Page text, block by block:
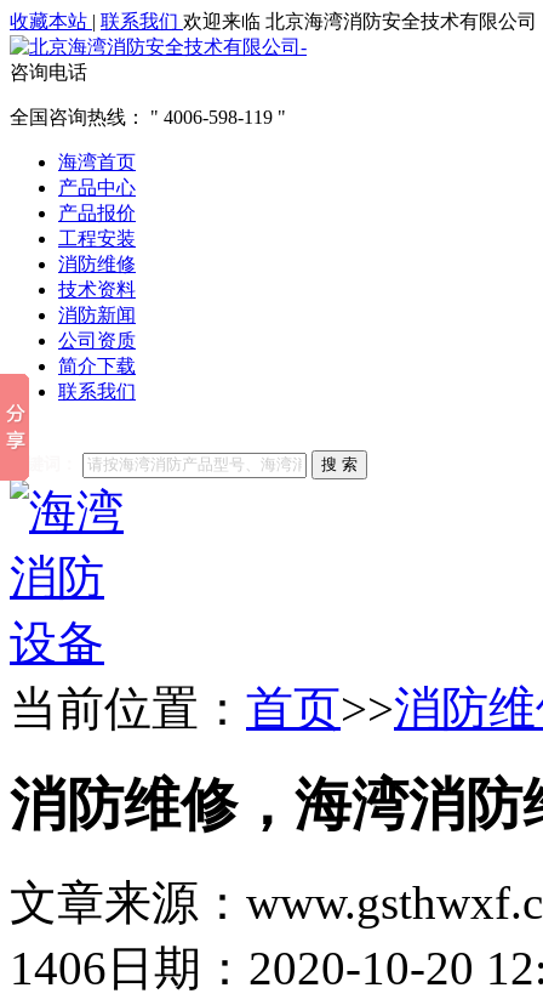
收藏本站 | 联系我们 欢迎来临 北京海湾消防安全技术有限公司
咨询电话
全国咨询热线： 4006-598-119
海湾首页
产品中心
产品报价
工程安装
消防维修
技术资料
消防新闻
公司资质
简介下载
联系我们
他们都在搜索:
搜 索
当前位置： 首页>>消防
消防维修，海湾消防
文章来源：
1406 日期：2020-10-20